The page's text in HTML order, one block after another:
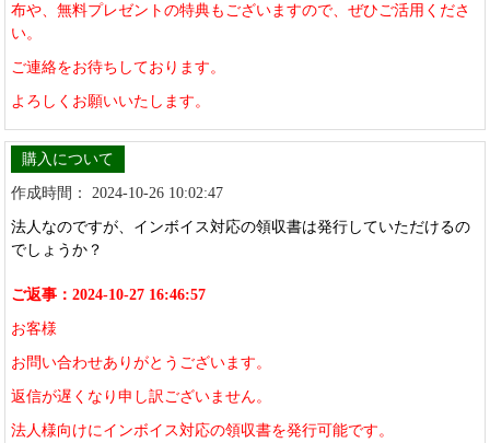
布や、無料プレゼントの特典もございますので、ぜひご活用くださ
い。
ご連絡をお待ちしております。
よろしくお願いいたします。
購入について
作成時間： 2024-10-26 10:02:47
法人なのですが、インボイス対応の領収書は発行していただけるの
でしょうか？
ご返事：2024-10-27 16:46:57
お客様
お問い合わせありがとうございます。
返信が遅くなり申し訳ございません。
法人様向けにインボイス対応の領収書を発行可能です。